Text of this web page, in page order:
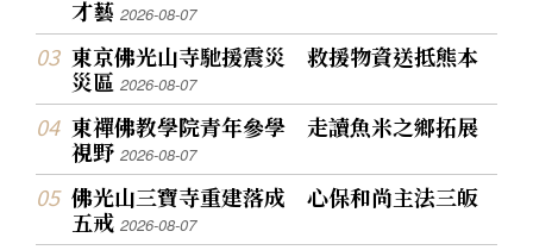
才藝2026-08-07
東京佛光山寺馳援震災 救援物資送抵熊本
災區2026-08-07
東禪佛教學院青年參學 走讀魚米之鄉拓展
視野2026-08-07
佛光山三寶寺重建落成 心保和尚主法三皈
五戒2026-08-07